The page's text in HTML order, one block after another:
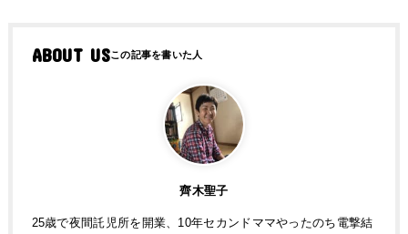
ABOUT US
齊木聖子
25歳で夜間託児所を開業、10年セカンドママやったのち電撃結